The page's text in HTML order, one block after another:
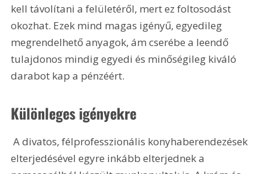
kell távolítani a felületéről, mert ez foltosodást
okozhat. Ezek mind magas igényű, egyedileg
megrendelhető anyagok, ám cserébe a leendő
tulajdonos mindig egyedi és minőségileg kiváló
darabot kap a pénzéért.
Különleges igényekre
A divatos, félprofesszionális konyhaberendezések
elterjedésével egyre inkább elterjednek a